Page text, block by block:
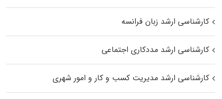
کارشناسی ارشد زبان فرانسه
کارشناسی ارشد مددکاری اجتماعی
کارشناسی ارشد مدیریت کسب و کار و امور شهری